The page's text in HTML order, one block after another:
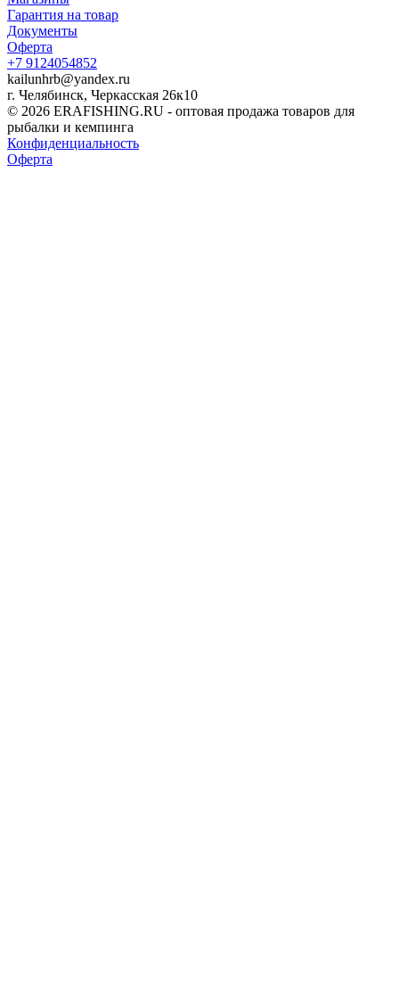
Гарантия на товар
Документы
Оферта
+7 9124054852
kailunhrb@yandex.ru
г. Челябинск, Черкасская 26к10
© 2026 ERAFISHING.RU - оптовая продажа товаров для
рыбалки и кемпинга
Конфиденциальность
Оферта